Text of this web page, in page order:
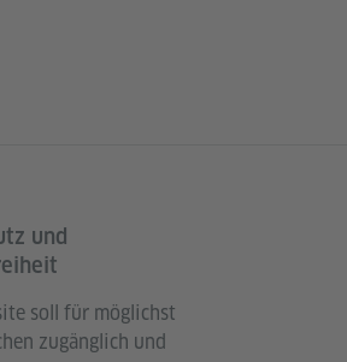
und
soll für möglichst
zugänglich und